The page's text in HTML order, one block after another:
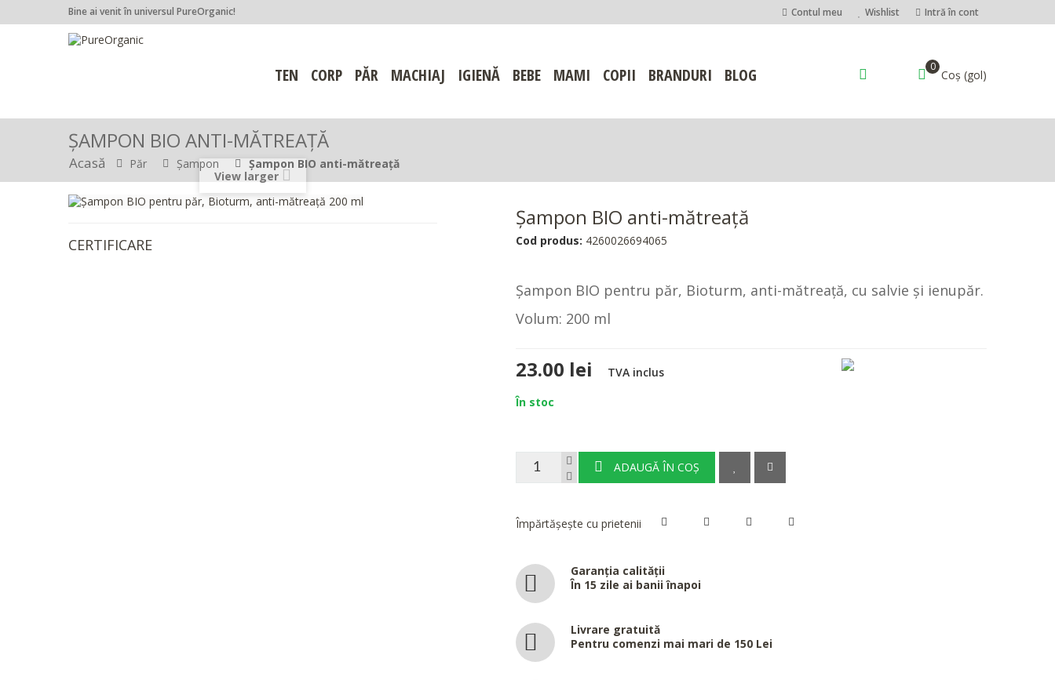
Bine ai venit în universul PureOrganic! Contul meu Wishlist Intră în cont
TEN CORP PĂR MACHIAJ IGIENĂ BEBE MAMI COPII BRANDURI BLOG Coș
0
(gol)
ȘAMPON BIO ANTI-MĂTREAȚĂ
Acasă Păr Șampon
Șampon BIO anti-mătreață
View larger
CERTIFICARE
Șampon BIO anti-mătreață
Cod produs: 4260026694065
Șampon BIO pentru păr, Bioturm, anti-mătreață, cu salvie și ienupăr.
Volum: 200 ml
23.00 lei
TVA inclus
În stoc
ADAUGĂ ÎN COȘ
Împărtășește cu prietenii
Garanția calității
În 15 zile ai banii înapoi
Livrare gratuită
Pentru comenzi mai mari de 150 Lei